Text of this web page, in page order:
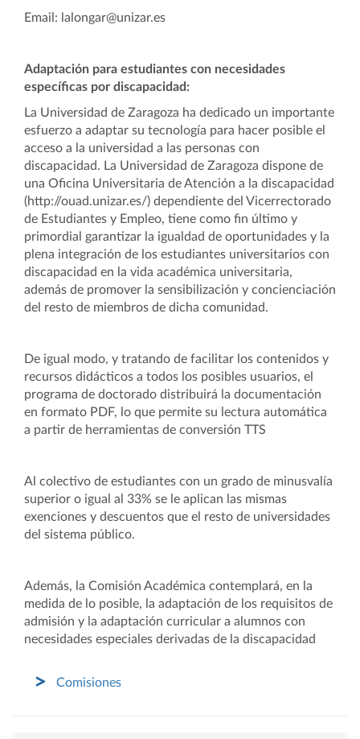
Email: lalongar@unizar.es
Adaptación para estudiantes con necesidades
específicas por discapacidad:
La Universidad de Zaragoza ha dedicado un importante
esfuerzo a adaptar su tecnología para hacer posible el
acceso a la universidad a las personas con
discapacidad. La Universidad de Zaragoza dispone de
una Oficina Universitaria de Atención a la discapacidad
(http://ouad.unizar.es/) dependiente del Vicerrectorado
de Estudiantes y Empleo, tiene como fin último y
primordial garantizar la igualdad de oportunidades y la
plena integración de los estudiantes universitarios con
discapacidad en la vida académica universitaria,
además de promover la sensibilización y concienciación
del resto de miembros de dicha comunidad.
De igual modo, y tratando de facilitar los contenidos y
recursos didácticos a todos los posibles usuarios, el
programa de doctorado distribuirá la documentación
en formato PDF, lo que permite su lectura automática
a partir de herramientas de conversión TTS
Al colectivo de estudiantes con un grado de minusvalía
superior o igual al 33% se le aplican las mismas
exenciones y descuentos que el resto de universidades
del sistema público.
Además, la Comisión Académica contemplará, en la
medida de lo posible, la adaptación de los requisitos de
admisión y la adaptación curricular a alumnos con
necesidades especiales derivadas de la discapacidad
Comisiones